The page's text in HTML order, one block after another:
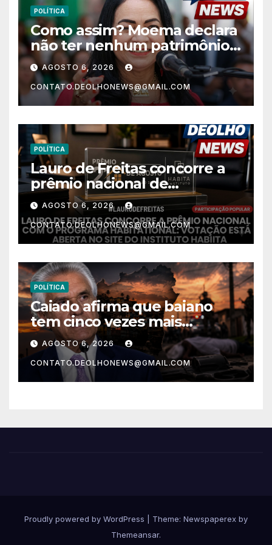
POLÍTICA
Como assim? Moema declara
não ter nenhum patrimônio
após 30 anos na vida pública?
AGOSTO 6, 2026
CONTATO.DEOLHONEWS@GMAIL.COM
POLÍTICA
Lauro de Freitas concorre a
prêmio nacional de
habitação com o projeto “Tá
Rebocado”; votação está
aberta
AGOSTO 6, 2026
CONTATO.DEOLHONEWS@GMAIL.COM
POLÍTICA
Caiado afirma que baiano
tem cinco vezes mais
chances de ser assassinado
do que um morador da
Ucrânia
AGOSTO 6, 2026
CONTATO.DEOLHONEWS@GMAIL.COM
Proudly powered by WordPress
Theme: Newspaperex by
Themeansar.